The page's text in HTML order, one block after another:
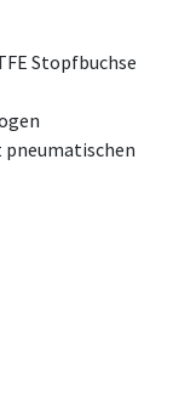
Stopfbuchse
pneumatischen